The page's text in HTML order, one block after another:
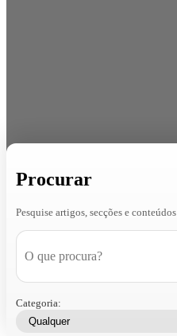
Procurar
Pesquise artigos, secções e conteúdos
Categoria: